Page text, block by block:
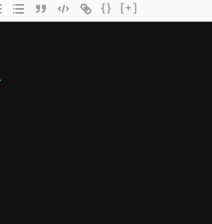
{} [+]